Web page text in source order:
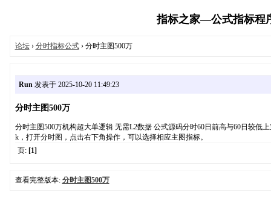
指标之家—公式指标程
论坛› 分时指标公式› 分时主图500万
Run发表于 2025-10-20 11:49:23
分时主图500万
分时主图500万机构超大单逻辑 无需L2数据 公式源码分时60日前高与60日较
k，打开分时图，点击右下角操作，可以选择相应主图指标。
页: [1]
查看完整版本: 分时主图500万